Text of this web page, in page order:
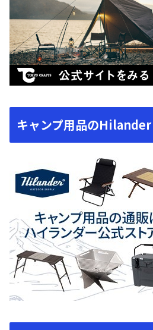
キャンプ用品のHilander